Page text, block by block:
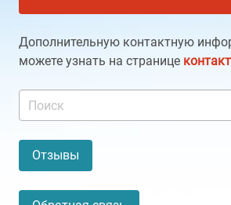
Дополнительную контактную
можете узнать на странице
Отзывы